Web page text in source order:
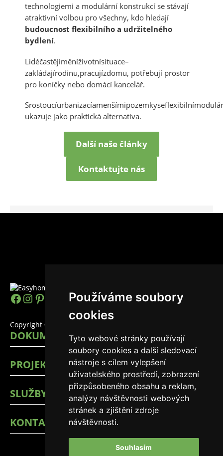
Používáme soubory
cookies
Tyto webové stránky používají
soubory cookies a další sledovací
nástroje s cílem vylepšení
uživatelského prostředí, zobrazení
přizpůsobeného obsahu a reklam,
analýzy návštěvnosti webových
stránek a zjištění zdroje
návštěvnosti.
Souhlasím
technologiemi a modulární konstrukcí se stávají
atraktivní volbou pro všechny, kdo hledají
budoucnost flexibilního a udržitelného
bydlení.
Lidéčastějiměníživotnísituace–
zakládajírodinu,pracujízdomu, potřebují prostor
pro koníčky nebo domácí kancelář.
ukazuje jako praktická alternativa.
Další naše články
Kontaktujte nás
https://www.facebook.com/
Instagram
Pinterest
YouTube
LinkedIn
TikTok
Copyright © 2026 EasyHomes
DOKUMENTY
PROJEKTY
SLUŽBY
KONTAKTY